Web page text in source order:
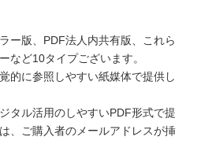
ー版、PDF法人内共有版、これら
など10タイプございます。
的に参照しやすい紙媒体で提供し
タル活用のしやすいPDF形式で提
、ご購入者のメールアドレスが挿